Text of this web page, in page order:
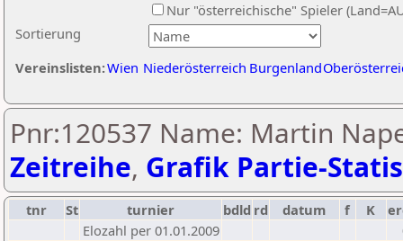
Sortierung
Nur "österreichische" Spieler
Vereinslisten:Wien Niederösterreich Burgenland
Pnr:120537 Name: Martin
Zeitreihe, Grafik Partie-
tnr St turnier bdld rd datum f K
Elozahl per 01.01.2009